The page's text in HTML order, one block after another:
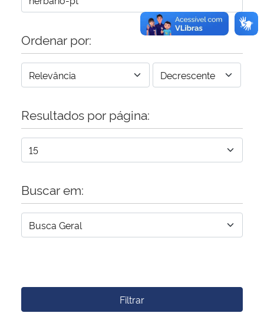
Ordenar por:
Resultados por página:
Buscar em:
Filtrar